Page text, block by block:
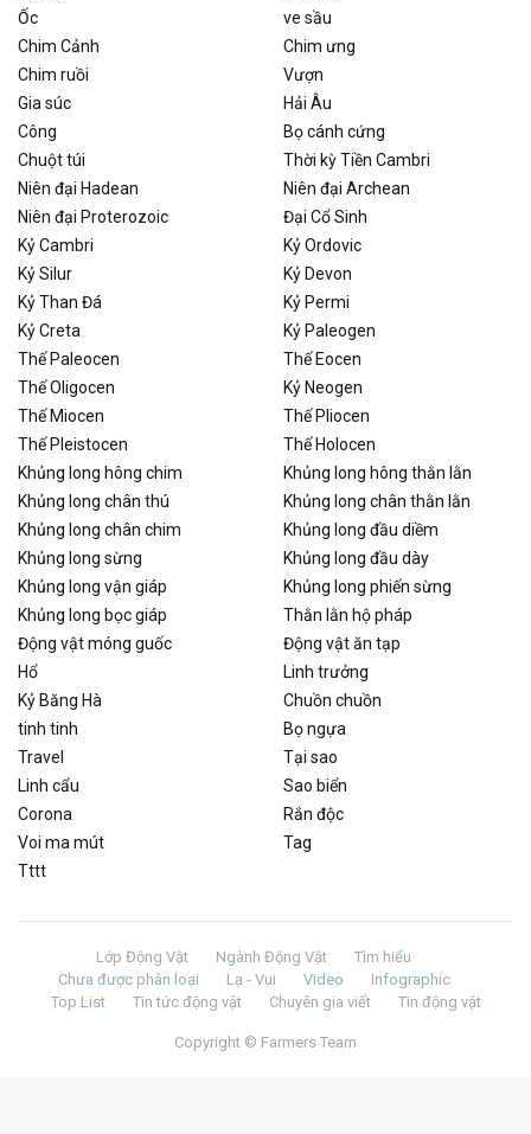
Ốc
ve sầu
Chim Cảnh
Chim ưng
Chim ruồi
Vượn
Gia súc
Hải Âu
Công
Bọ cánh cứng
Chuột túi
Thời kỳ Tiền Cambri
Niên đại Hadean
Niên đại Archean
Niên đại Proterozoic
Đại Cổ Sinh
Kỷ Cambri
Kỷ Ordovic
Kỷ Silur
Kỷ Devon
Kỷ Than Đá
Kỷ Permi
Kỷ Creta
Kỷ Paleogen
Thế Paleocen
Thế Eocen
Thế Oligocen
Kỷ Neogen
Thế Miocen
Thế Pliocen
Thế Pleistocen
Thế Holocen
Khủng long hông chim
Khủng long hông thằn lằn
Khủng long chân thú
Khủng long chân thằn lằn
Khủng long chân chim
Khủng long đầu diềm
Khủng long sừng
Khủng long đầu dày
Khủng long vận giáp
Khủng long phiến sừng
Khủng long bọc giáp
Thằn lằn hộ pháp
Động vật móng guốc
Động vật ăn tạp
Hổ
Linh trưởng
Kỷ Băng Hà
Chuồn chuồn
tinh tinh
Bọ ngựa
Travel
Tại sao
Linh cẩu
Sao biển
Corona
Rắn độc
Voi ma mút
Tag
Tttt
Lớp Động Vật Ngành Động Vật
Tìm hiểu
Chưa được phân loại
Lạ - Vui Video
Infographic
Top List
Tin tức động vật Chuyên gia viết Tin động vật
Copyright © Farmers Team